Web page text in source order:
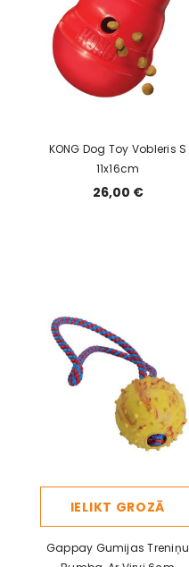
KONG Dog Toy Vobleris S
11x16cm
26,00 €
IELIKT GROZĀ
Gappay Gumijas Treniņu